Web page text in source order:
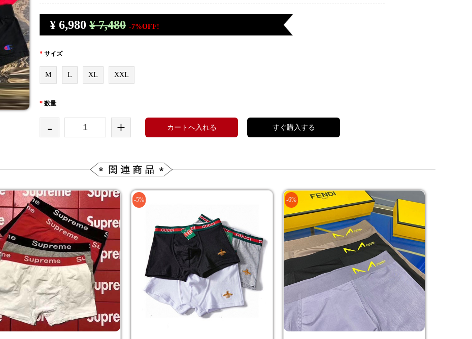
¥ 6,980 ¥ 7,480 -7%OFF!
* サイズ
M L XL XXL
* 数量
- + カートへ入れる すぐ購入する
-5% -6%